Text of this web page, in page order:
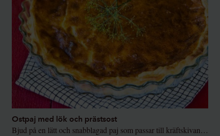
Ostpaj med lök och prästsost
Bjud på en lätt och snabblagad paj som passar till kräftskivan – som denna goda ostpaj med lök och prästsost.